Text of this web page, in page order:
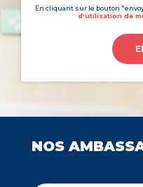
En cliquant sur le bouton
d'utilisation de
NOS